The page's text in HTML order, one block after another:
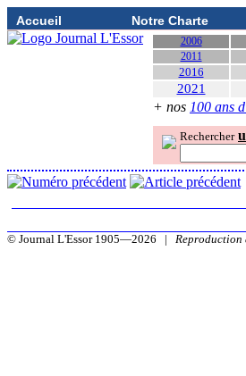
Accueil Notre Charte
2006
2011
2016
2021
+ nos 100 ans
Rechercher
© Journal L'Essor 1905—2026 | Reproduction